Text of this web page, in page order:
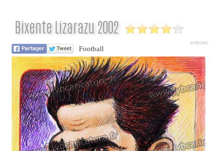
Bixente Lizarazu 2002
01/09/2003
Football